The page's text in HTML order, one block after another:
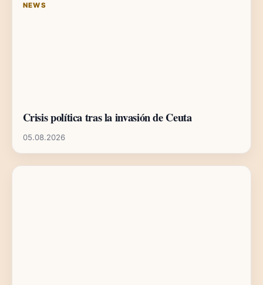
NEWS
Crisis política tras la invasión de Ceuta
05.08.2026